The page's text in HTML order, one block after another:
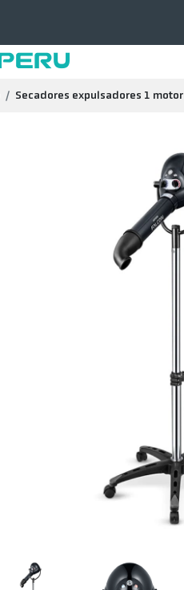
Secadores expulsadores 1 motor